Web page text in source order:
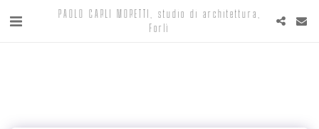
PAOLO CARLI MORETTI, studio di architettura,
Forlì